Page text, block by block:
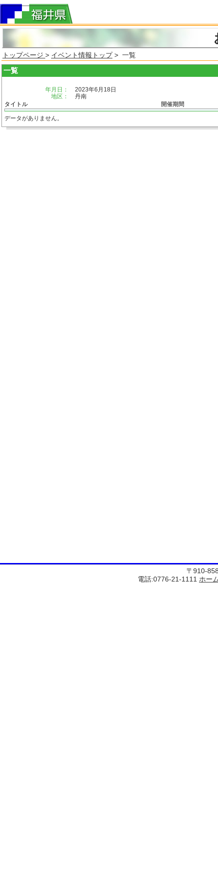
トップページ > イベント情報トップ> 一覧
一覧
年月日：
2023年6月18日
地区：
丹南
タイトル
開催期間
データがありません。
〒910-
電話:0776-21-1111 ホー